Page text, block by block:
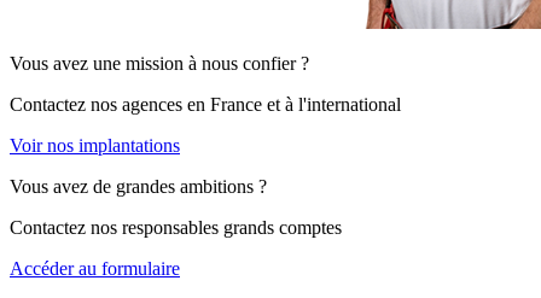
Vous avez une mission à nous confier ?
Contactez nos agences en France et à l'international
Voir nos implantations
Vous avez de grandes ambitions ?
Contactez nos responsables grands comptes
Accéder au formulaire